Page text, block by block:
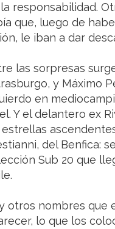
responsabilidad.
que, luego de
le iban a dar
las sorpresas
y Máximo
en
Y el delantero ex
estrellas
del Benfica:
Sub 20 que
otros nombres que
lo que los